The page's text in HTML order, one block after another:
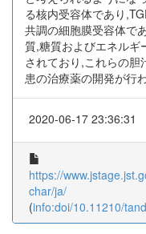
る核内受容体であり
共調の細胞膜受容体で
質,糖質およびエネルギ
されており,これらの
患の治療薬の開発が行
2020-06-17 23:36:31
https://
char/ja/
(info:doi/10.11210/